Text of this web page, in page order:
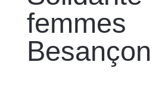
femmes
Besançon